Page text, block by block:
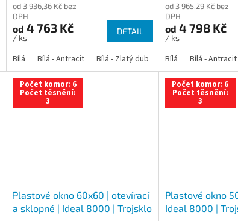
Bílá - Tmavý dub Bílá - Ořech Bílá - Mahagon Antracit
od 3 936,36 Kč bez
DPH
od 4 763 Kč
/ ks
DETAIL
Bílá Bílá - Antracit Bílá - Zlatý dub Bílá - Tmavý dub
od 3 965,29 Kč bez
DPH
od 4 798 Kč
/ ks
Bílá Bílá - Antracit
Počet komor: 6
Počet těsnění:
3
Plastové okno 60x60 | otevírací
a sklopné | Ideal 8000 | Trojsklo
Počet komor: 6
Počet těsnění:
3
Plastové okno
Ideal 8000 |